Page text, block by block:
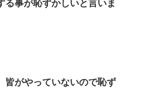
事が恥ずかしいと言いま
皆がやっていないので恥ず